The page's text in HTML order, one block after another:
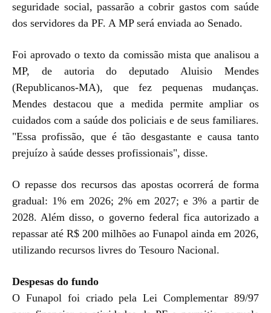
seguridade social, passarão a cobrir gastos com saúde
dos servidores da PF. A MP será enviada ao Senado.
Foi aprovado o texto da comissão mista que analisou a
MP, de autoria do deputado Aluisio Mendes
(Republicanos-MA), que fez pequenas mudanças.
Mendes destacou que a medida permite ampliar os
cuidados com a saúde dos policiais e de seus familiares.
"Essa profissão, que é tão desgastante e causa tanto
prejuízo à saúde desses profissionais", disse.
O repasse dos recursos das apostas ocorrerá de forma
gradual: 1% em 2026; 2% em 2027; e 3% a partir de
2028. Além disso, o governo federal fica autorizado a
repassar até R$ 200 milhões ao Funapol ainda em 2026,
utilizando recursos livres do Tesouro Nacional.
Despesas do fundo
O Funapol foi criado pela Lei Complementar 89/97